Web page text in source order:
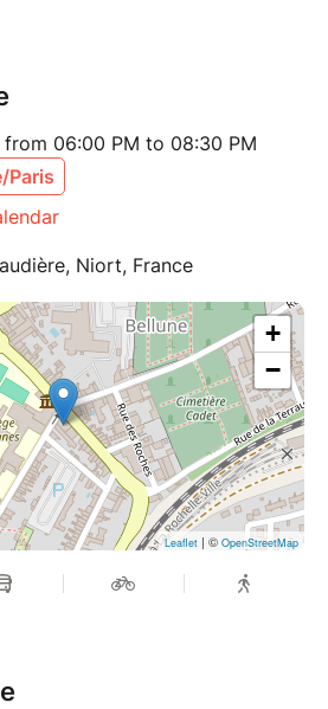
06:00 PM to 08:30 PM
Paris
Niort, France
+
−
Leaflet | © OpenStreetMap